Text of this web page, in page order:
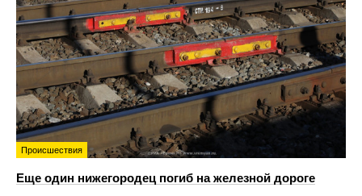
Происшествия
Еще один нижегородец погиб на железной дороге